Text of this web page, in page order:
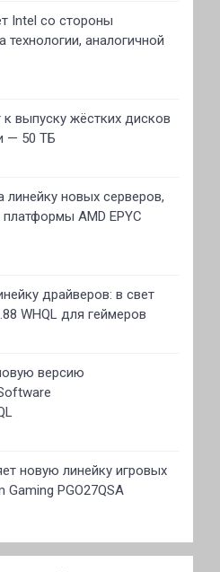
Intel со стороны
технологии, аналогичной
к выпуску жёстких дисков
— 50 ТБ
линейку новых серверов,
AMD EPYC
драйверов: в свет
WHQL для геймеров
версию
новую линейку игровых
PGO27QSA